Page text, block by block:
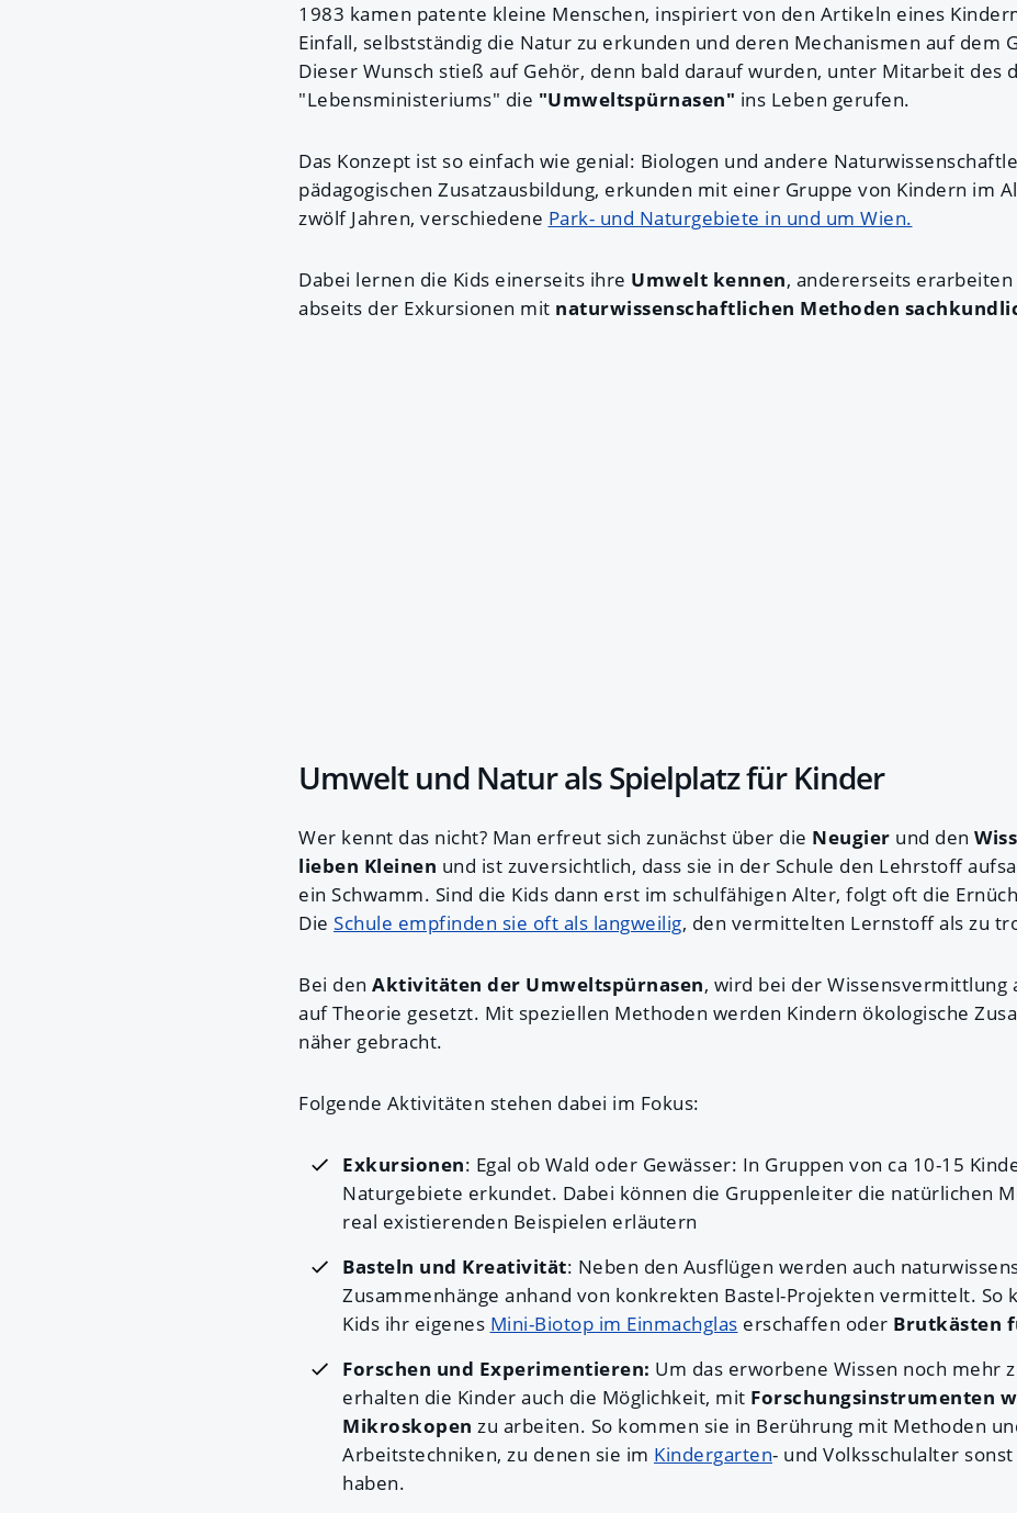
1983 kamen patente kleine Menschen, inspiriert von den Artikeln eines
Einfall, selbstständig die Natur zu erkunden und deren Mechanismen auf dem
Dieser Wunsch stieß auf Gehör, denn bald darauf wurden, unter Mitarbeit des
"Lebensministeriums" die "Umweltspürnasen" ins Leben gerufen.
Das Konzept ist so einfach wie genial: Biologen und andere
pädagogischen Zusatzausbildung, erkunden mit einer Gruppe von Kindern im
zwölf Jahren, verschiedene Park- und Naturgebiete in und um Wien.
Dabei lernen die Kids einerseits ihre Umwelt kennen, andererseits erarbeiten
abseits der Exkursionen mit naturwissenschaftlichen Methoden
Umwelt und Natur als Spielplatz für Kinder
Wer kennt das nicht? Man erfreut sich zunächst über die Neugier und den
lieben Kleinen und ist zuversichtlich, dass sie in der Schule den Lehrstoff
ein Schwamm. Sind die Kids dann erst im schulfähigen Alter, folgt oft die
Die Schule empfinden sie oft als langweilig, den vermittelten Lernstoff als zu
Bei den Aktivitäten der Umweltspürnasen, wird bei der Wissensvermittlung
auf Theorie gesetzt. Mit speziellen Methoden werden Kindern ökologische
näher gebracht.
Folgende Aktivitäten stehen dabei im Fokus:
Exkursionen: Egal ob Wald oder Gewässer: In Gruppen von ca 10-15
Naturgebiete erkundet. Dabei können die Gruppenleiter die natürlichen
real existierenden Beispielen erläutern
Basteln und Kreativität: Neben den Ausflügen werden auch
Zusammenhänge anhand von konkrekten Bastel-Projekten vermittelt. So
Kids ihr eigenes Mini-Biotop im Einmachglas erschaffen oder Brutkästen
Forschen und Experimentieren: Um das erworbene Wissen noch mehr
erhalten die Kinder auch die Möglichkeit, mit Forschungsinstrumenten
Mikroskopen zu arbeiten. So kommen sie in Berührung mit Methoden
Arbeitstechniken, zu denen sie im Kindergarten- und Volksschulalter
haben.